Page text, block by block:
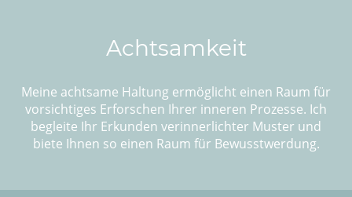
Achtsamkeit
Meine achtsame Haltung ermöglicht einen Raum für
vorsichtiges Erforschen Ihrer inneren Prozesse. Ich
begleite Ihr Erkunden verinnerlichter Muster und
biete Ihnen so einen Raum für Bewusstwerdung.